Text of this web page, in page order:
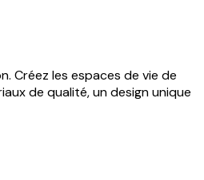
Créez les espaces de vie de
de qualité, un design unique